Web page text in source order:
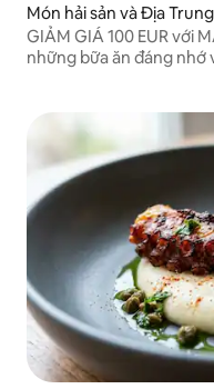
Món hải sản và Địa
GIẢM GIÁ 100 EUR với MÃ:
những bữa ăn đáng nhớ